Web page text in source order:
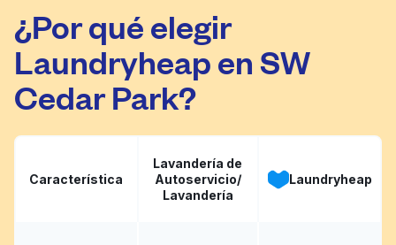
¿Por qué elegir
Laundryheap en SW
Cedar Park?
Característica
Lavandería de
Autoservicio/
Lavandería
Laundryheap